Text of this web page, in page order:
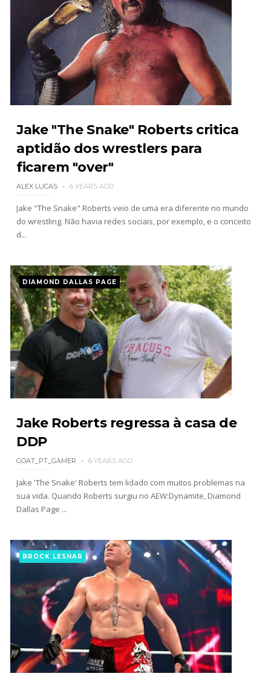
TNA iMPACT Wrestling 06 aug 2026
Unknown- Aug 07 2026
AEW Dynamite 05AUG26
Unknown-Aug 06 2026
WWE NXT 04 Aug 2026
Unknown- Aug 05 2026
Jake "The Snake" Roberts critica
aptidão dos wrestlers para
ficarem "over"
ALEX LUCAS 6 YEARS AGO
Jake "The Snake" Roberts veio de uma era diferente no mundo
do wrestling. Não havia redes sociais, por exemplo, e o conceito
d...
DIAMOND DALLAS PAGE
Jake Roberts regressa à casa de
DDP
GOAT_PT_GAMER 6 YEARS AGO
Jake 'The Snake' Roberts tem lidado com muitos problemas na
sua vida. Quando Roberts surgiu no AEW:Dynamite, Diamond
Dallas Page ...
BROCK LESNAR